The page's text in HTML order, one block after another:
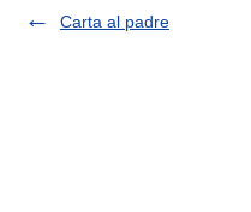
Carta al padre